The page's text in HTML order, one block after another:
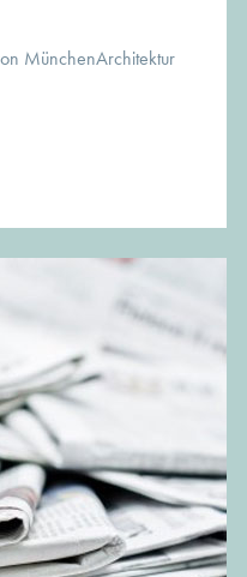
MünchenArchitektur